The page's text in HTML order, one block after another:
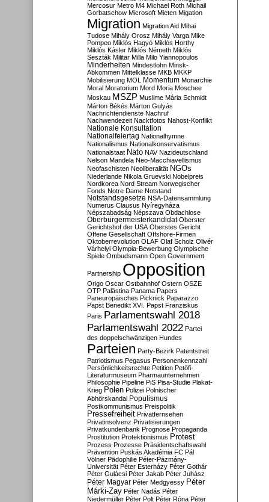
Mercosur Metro M4 Michael Roth Michail
Gorbatschow Microsoft Mieten Migation
Migration Migration Aid Mihai
Tudose Mihály Orosz Mihály Varga Mike
Pompeo Miklós Hagyó Miklós Horthy
Miklós Kásler Miklós Németh Miklós
Seszták Militär Milla Milo Yiannopoulos
Minderheiten Mindestlohn Minsk-
Abkommen Mittelklasse MKB MKKP
Mobilisierung MOL Momentum Monarchie
Moral Moratorium Mord Moria Moschee
Moskau MSZP Muslime Mária Schmidt
Márton Békés Márton Gulyás
Nachrichtendienste Nachruf
Nachwendezeit Nacktfotos Nahost-Konflikt
Nationale Konsultation
Nationalfeiertag Nationalhymne
Nationalismus Nationalkonservatismus
Nationalstaat Nato NAV Nazideutschland
Nelson Mandela Neo-Macchiavellismus
Neofaschisten Neoliberalität NGOs
Niederlande Nikola Gruevski Nobelpreis
Nordkorea Nord Stream Norwegischer
Fonds Notre Dame Notstand
Notstandsgesetze NSA-Datensammlung
Numerus Clausus Nyíregyháza
Népszabadság Népszava Obdachlose
Oberbürgermeisterkandidat Oberster
Gerichtshof der USA Oberstes Gericht
Offene Gesellschaft Offshore-Firmen
Oktoberrevolution OLAF Olaf Scholz Olivér
Várhelyi Olympia-Bewerbung Olympische
Spiele Ombudsmann Open Government
Partnership Opposition
Origo Oscar Ostbahnhof Ostern OSZE
OTP Palästina Panama Papers
Paneuropäisches Picknick Paparazzo
Papst Benedikt XVI. Papst Franziskus
Paris Parlamentswahl 2018
Parlamentswahl 2022 Partei
des doppelschwänzigen Hundes
Parteien Party-Bezirk Patentstreit
Patriotismus Pegasus Personenkennzahl
Persönlichkeitsrechte Petition Petőfi-
Literaturmuseum Pharmaunternehmen
Philosophie Pipeline PiS Pisa-Studie Plakat-
Krieg Polen Polizei Polnischer
Abhörskandal Populismus
Postkommunismus Preispolitik
Pressefreiheit Privatfernsehen
Privatinsolvenz Privatisierungen
Privatkundenbank Prognose Propaganda
Prostitution Protektionismus Protest
Prozess Prozesse Präsidentschaftswahl
Prävention Puskás Akadémia FC Pál
Völner Pädophilie Péter-Pázmány-
Universität Péter Esterházy Péter Gothár
Péter Gulácsi Péter Jakab Péter Juhász
Péter Magyar Péter Medgyessy Péter
Márki-Zay Péter Nadás Péter
Niedermüller Péter Polt Péter Róna Péter